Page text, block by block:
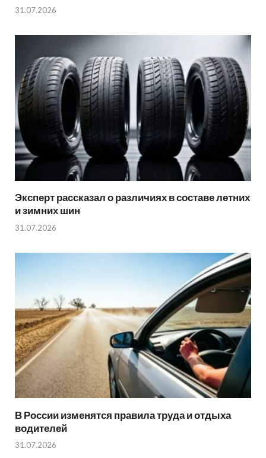
31.07.2026
Эксперт рассказал о различиях в составе летних
и зимних шин
31.07.2026
В России изменятся правила труда и отдыха
водителей
31.07.2026